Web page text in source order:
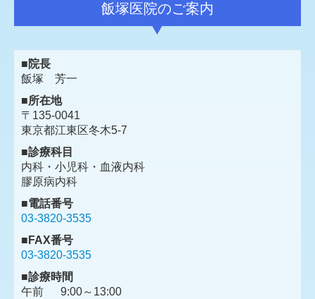
飯塚医院のご案内
■院長
飯塚 芳一
■所在地
〒135-0041
東京都江東区冬木5-7
■診療科目
内科・小児科・血液内科
膠原病内科
■電話番号
03-3820-3535
■FAX番号
03-3820-3535
■診療時間
午前 9:00～13:00